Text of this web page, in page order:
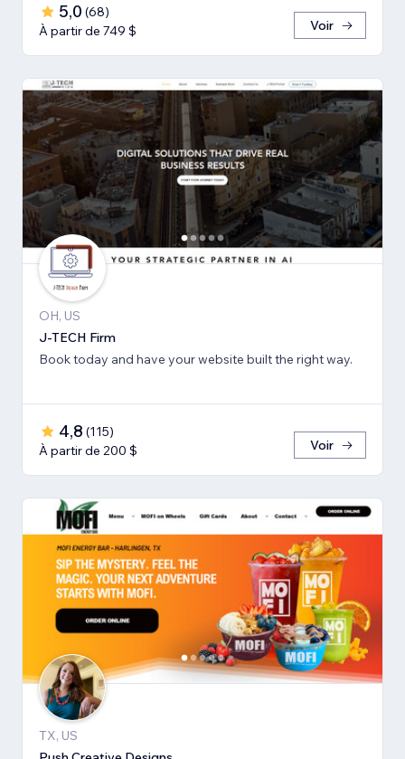
5,0 (68)
À partir de 749 $
Voir
OH, US
J-TECH Firm
Book today and have your website built the right way.
4,8 (115)
À partir de 200 $
Voir
TX, US